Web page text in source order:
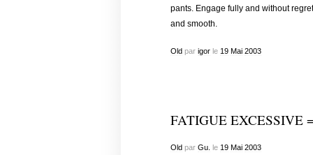
pants. Engage fully and without
and smooth.
Old par igorle 19 Mai 2003
FATIGUE EXCESSIVE
Old par Gu. le 19 Mai 2003